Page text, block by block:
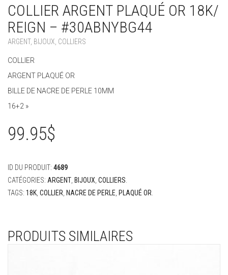
COLLIER ARGENT PLAQUÉ OR 18K/
REIGN – #30ABNYBG44
ARGENT, BIJOUX COLLIERS
COLLIER
ARGENT PLAQUÉ OR
BILLE DE NACRE DE PERLE 10MM
16+2 »
99.95$
ID DU PRODUIT: 4689
CATÉGORIES: ARGENT BIJOUX COLLIERS
TAGS: 18K COLLIER NACRE DE PERLE PLAQUÉ OR
PRODUITS SIMILAIRES